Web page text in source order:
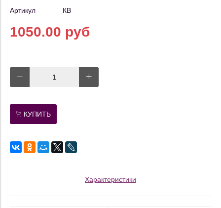
Артикул КВ
1050.00 руб
КУПИТЬ
Характеристики